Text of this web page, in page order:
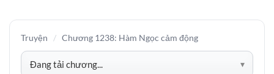
Truyện / Chương 1238: Hàm Ngọc cảm động